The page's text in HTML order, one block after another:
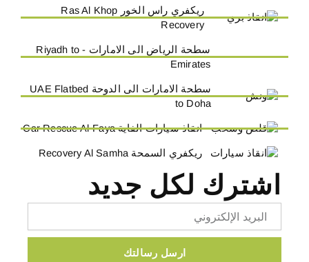
ريكفري راس الخور Ras Al Khop
Recovery
سطحة الرياض الى الامارات - Riyadh to
Emirates
سطحة الامارات الى الدوحة UAE Flatbed
to Doha
انقاذ سيارات الفاية Car Rescue Al-Faya
ريكفري السمحة Recovery Al Samha
اشترك لكل جديد
ارسل رسالتك